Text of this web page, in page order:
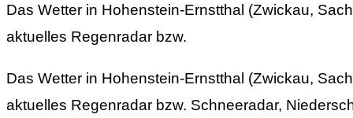
Das Wetter in Hohenstein-Ernstthal (Zwickau,
aktuelles Regenradar bzw.
Das Wetter in Hohenstein-Ernstthal (Zwickau,
aktuelles Regenradar bzw. Schneeradar,